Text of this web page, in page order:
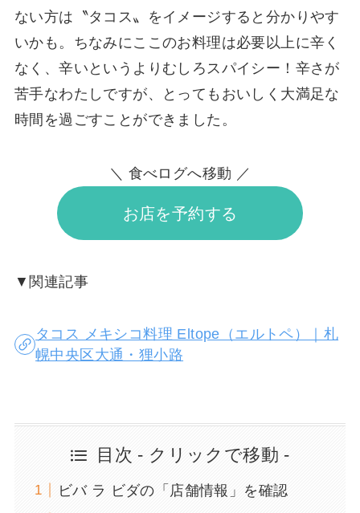
ない方は〝タコス〟をイメージすると分かりやす
いかも。ちなみにここのお料理は必要以上に辛く
なく、辛いというよりむしろスパイシー！辛さが
苦手なわたしですが、とってもおいしく大満足な
時間を過ごすことができました。
＼ 食べログへ移動 ／
お店を予約する
▼関連記事
タコス メキシコ料理 Eltope（エルトペ）｜札
幌中央区大通・狸小路
目次 - クリックで移動 -
ビバ ラ ビダの「店舗情報」を確認